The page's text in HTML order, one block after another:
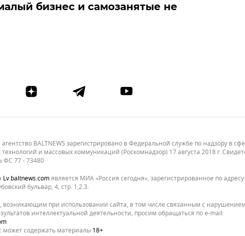
бизнес и самозанятые не
BALTNEWS зарегистрировано в Федеральной службе по надзору в
и массовых коммуникаций (Роскомнадзор) 17 августа 2018 г.
ФС 77 - 73480
lv.baltnews.comявляется МИА «Россия сегодня», зарегистрированное по
бульвар, 4, стр. 1,2.3.
возникающим при использовании сайта, в том числе связанным с
интеллектуальной деятельности, просим обращаться по e-mail:
может содержать материалы 18+